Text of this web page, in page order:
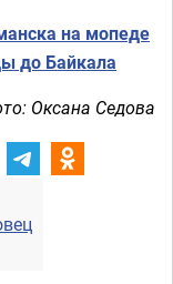
на мопеде
до Байкала
Оксана Седова